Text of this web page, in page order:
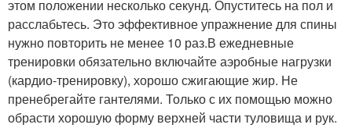
этом положении несколько секунд. Опуститесь на пол и
расслабьтесь. Это эффективное упражнение для спины
нужно повторить не менее 10 раз.В ежедневные
тренировки обязательно включайте аэробные нагрузки
(кардио-тренировку), хорошо сжигающие жир. Не
пренебрегайте гантелями. Только с их помощью можно
обрасти хорошую форму верхней части туловища и рук.